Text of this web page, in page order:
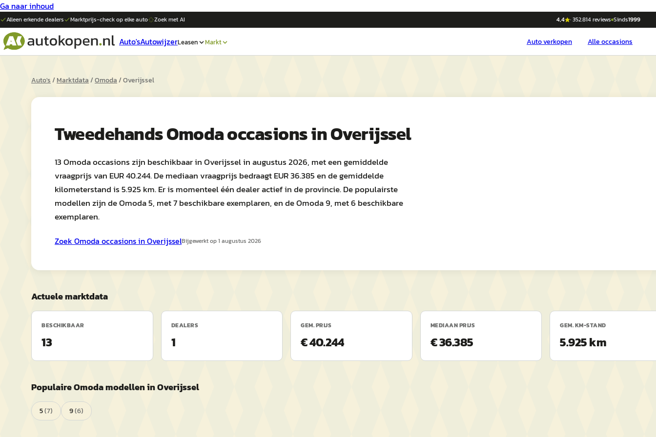
Ga naar inhoud
Alleen erkende dealers Marktprijs-check op elkeauto Zoek met AI 4,4 ·352.814reviews Sinds1999
Auto'sAutowijzerLeasen Markt Autoverkopen Alle occasions
Auto's/Marktdata/Omoda/Overijssel
TweedehandsOmodaoccasions inOverijssel
13 Omoda occasions zijn beschikbaar in Overijssel in augustus 2026, met een gemiddelde
vraagprijs van EUR 40.244. De mediaan vraagprijs bedraagt EUR 36.385 en de gemiddelde
kilometerstand is 5.925 km. Er is momenteel één dealer actief in de provincie. De populairste
modellen zijn de Omoda 5, met 7 beschikbare exemplaren, en de Omoda 9, met 6 beschikbare
exemplaren.
Zoek Omoda occasions inOverijsselBijgewerkt op1 augustus 2026
Actuele marktdata
BESCHIKBAAR
13
DEALERS
1
GEM. PRIJS
€ 40.244
MEDIAAN PRIJS
€ 36.385
GEM. KM-STAND
5.925 km
PopulaireOmodamodellen inOverijssel
5(7) 9(6)